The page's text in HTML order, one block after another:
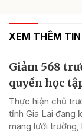
XEM THÊM
Giảm 568
quyền học
Thực hiện chủ
tỉnh Gia Lai đang
mạng lưới